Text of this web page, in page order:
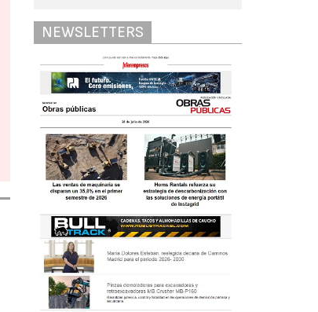
NEWSLETTERS